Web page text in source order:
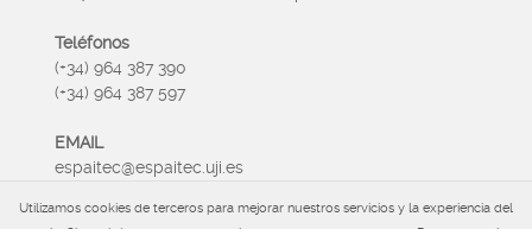
Teléfonos
(+34) 964 387 390
(+34) 964 387 597
EMAIL
espaitec@espaitec.uji.es
HORARIO
Utilizamos cookies de terceros para mejorar nuestros servicios y la experiencia del